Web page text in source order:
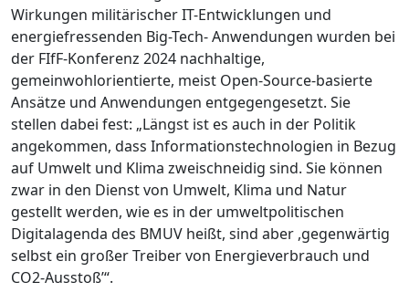
Wirkungen militärischer IT-Entwicklungen und
energiefressenden Big-Tech- Anwendungen wurden bei
der FIfF-Konferenz 2024 nachhaltige,
gemeinwohlorientierte, meist Open-Source-basierte
Ansätze und Anwendungen entgegengesetzt. Sie
stellen dabei fest: „Längst ist es auch in der Politik
angekommen, dass Informationstechnologien in Bezug
auf Umwelt und Klima zweischneidig sind. Sie können
zwar in den Dienst von Umwelt, Klima und Natur
gestellt werden, wie es in der umweltpolitischen
Digitalagenda des BMUV heißt, sind aber ,gegenwärtig
selbst ein großer Treiber von Energieverbrauch und
CO2-Ausstoß’“.